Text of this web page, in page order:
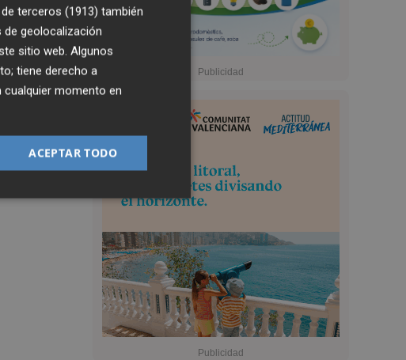
terceros (1913) también
geolocalización
sitio web. Algunos
tiene derecho a
cualquier momento en
ACEPTAR TODO